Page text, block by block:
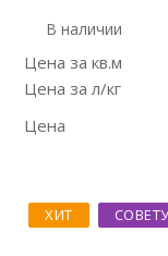
В наличии
Цена за кв.м
Цена за л/кг
Цена
ХИТ